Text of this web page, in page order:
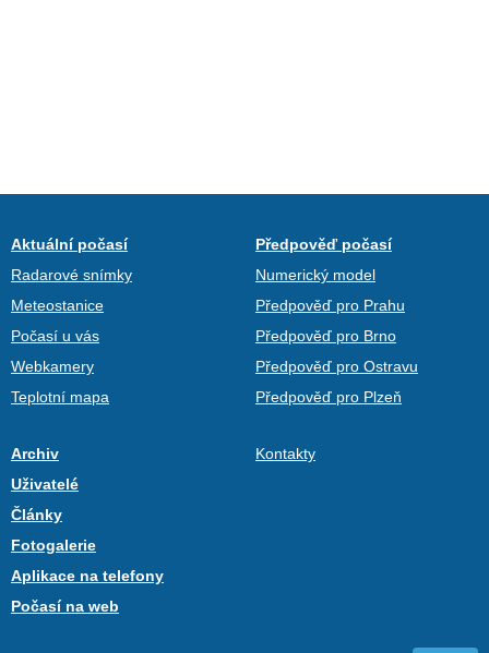
Aktuální počasí
Radarové snímky
Meteostanice
Počasí u vás
Webkamery
Teplotní mapa
Předpověď počasí
Numerický model
Předpověď pro Prahu
Předpověď pro Brno
Předpověď pro Ostravu
Předpověď pro Plzeň
Archiv
Uživatelé
Články
Fotogalerie
Aplikace na telefony
Počasí na web
Kontakty